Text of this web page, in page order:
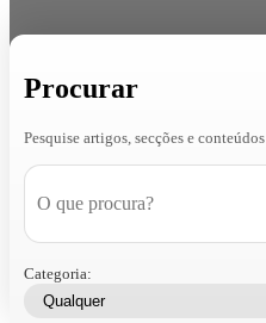
Procurar
Pesquise artigos, secções e conteúdos
Categoria: